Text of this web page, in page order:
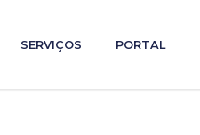
SERVIÇOS PORTAL